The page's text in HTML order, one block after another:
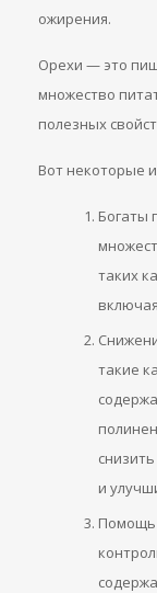
ожирения.
Орехи — это
множество
полезных
Вот некоторые
Богаты
таких
такие
и
Помощь